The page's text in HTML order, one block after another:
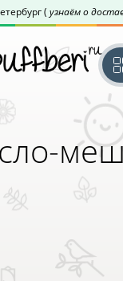
( узнаём о